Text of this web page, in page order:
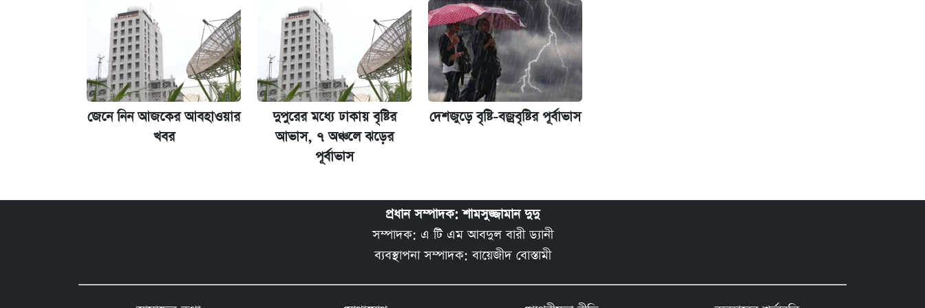
আজকের বাজারে স্বর্ণ-রুপার দাম (৫ আগস্ট)
জেনে নিন আজকের আবহাওয়ার
খবর
দুপুরের মধ্যে ঢাকায় বৃষ্টির
আভাস, ৭ অঞ্চলে ঝড়ের
পূর্বাভাস
দেশজুড়ে বৃষ্টি-বজ্রবৃষ্টির পূর্বাভাস
প্রধান সম্পাদক: শামসুজ্জামান দুদু
সম্পাদক: এ টি এম আবদুল বারী ড্যানী
ব্যবস্থাপনা সম্পাদক: বায়েজীদ বোস্তামী